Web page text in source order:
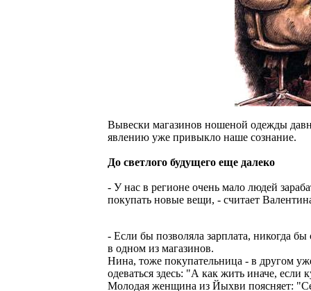
Вывески магазинов ношеной одежды
явлению уже привыкло наше сознание.
До светлого будущего еще далеко
- У нас в регионе очень мало людей
покупать новые вещи, - считает
- Если бы позволяла зарплата, никогда
в одном из магазинов.
Нина, тоже покупательница - в другом
одеваться здесь: "А как жить иначе, если
Молодая женщина из Йыхви поясняет: